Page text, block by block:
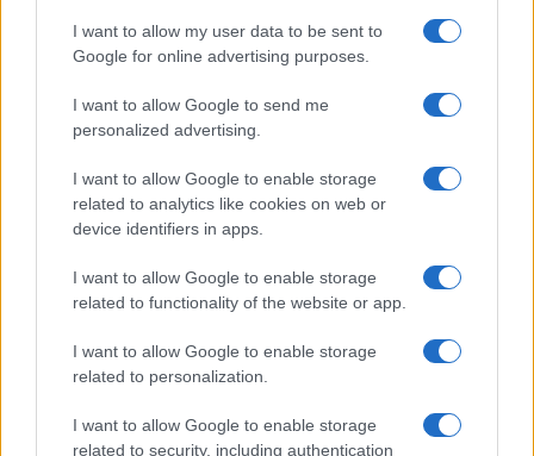
I want to allow my user data to be sent to
Google for online advertising purposes.
I want to allow Google to send me
personalized advertising.
I want to allow Google to enable storage
related to analytics like cookies on web or
device identifiers in apps.
I want to allow Google to enable storage
related to functionality of the website or app.
I want to allow Google to enable storage
related to personalization.
I want to allow Google to enable storage
related to security, including authentication
Tel Aviv, 2019
Amikor egy hosszú városi séta során
beléptünk Arie Weiss városalapító házába,
Tel-Avivban, és utitársaim meglátták a
homokdünékről, vagy a későbbieket a város
1920-as, 30-as éveiről, nem egyszerűen a
hatalmas fejlődés tényét konstatálták,